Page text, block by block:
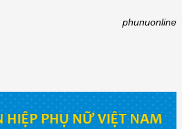
phunuonline